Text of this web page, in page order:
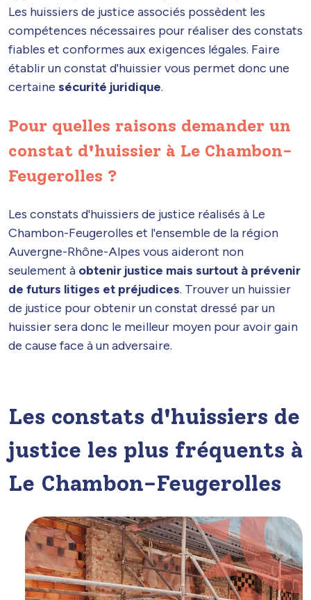
Les huissiers de justice associés possèdent les
compétences nécessaires pour réaliser des constats
fiables et conformes aux exigences légales. Faire
établir un constat d'huissier vous permet donc une
certaine sécurité juridique.
Pour quelles raisons demander un
constat d'huissier à Le Chambon-
Feugerolles ?
Les constats d'huissiers de justice réalisés à Le
Chambon-Feugerolles et l'ensemble de la région
Auvergne-Rhône-Alpes vous aideront non
seulement à obtenir justice mais surtout à prévenir
de futurs litiges et préjudices. Trouver un huissier
de justice pour obtenir un constat dressé par un
huissier sera donc le meilleur moyen pour avoir gain
de cause face à un adversaire.
Les constats d'huissiers de
justice les plus fréquents à
Le Chambon-Feugerolles